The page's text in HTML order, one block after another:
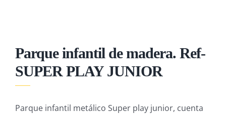
Parque infantil de madera. Ref-
SUPER PLAY JUNIOR
Parque infantil metálico Super play junior, cuenta